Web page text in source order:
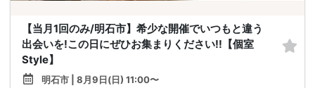
【当月1回のみ/明石市】希少な開催でいつもと違う
出会いを!この日にぜひお集まりください!!【個室
Style】
明石市 | 8月9日(日) 11:00〜